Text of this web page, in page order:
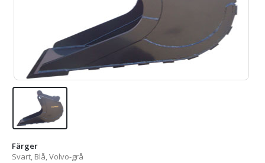
Färger
Svart, Blå, Volvo-grå